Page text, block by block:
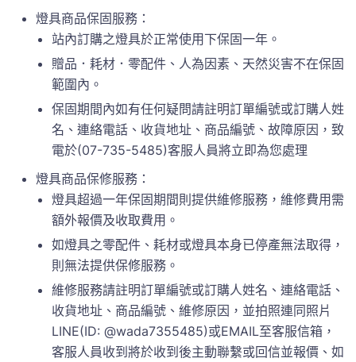
燈具商品保固服務：
站內訂購之燈具於正常使用下保固一年。
贈品．耗材．零配件、人為因素、天然災害不在保固
範圍內。
保固期間內如有任何疑問請註明訂單編號或訂購人姓
名、連絡電話、收貨地址、商品編號、故障原因，致
電於(07-735-5485)客服人員將立即為您處理
燈具商品保修服務：
燈具超過一年保固期間則提供維修服務，維修費用需
額外報價及收取費用。
如燈具之零配件、耗材或燈具本身已停產無法取得，
則無法提供保修服務。
維修服務請註明訂單編號或訂購人姓名、連絡電話、
收貨地址、商品編號、維修原因，並拍照連同照片
LINE(ID: @wada7355485)或EMAIL至客服信箱，
客服人員收到將於收到後主動聯繫或回信並報價、如